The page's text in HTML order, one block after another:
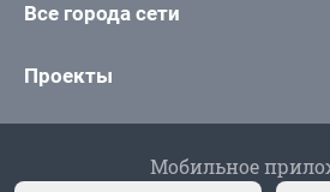
Все города сети
Проекты
Мобильное